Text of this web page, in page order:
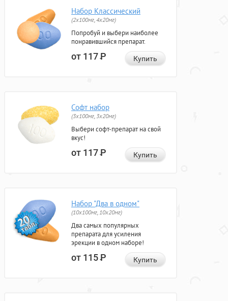
Набор Классический
(2x100мг, 4x20мг)
Попробуй и выбери наиболее
понравившийся препарат.
от 117Р Купить
Софт набор
(3x100мг, 3x20мг)
Выбери софт-препарат на свой
вкус!
от 117Р Купить
Набор "Два в одном"
(10x100мг, 10x20мг)
Два самых популярных
препарата для усиления
эрекции в одном наборе!
от 115Р Купить